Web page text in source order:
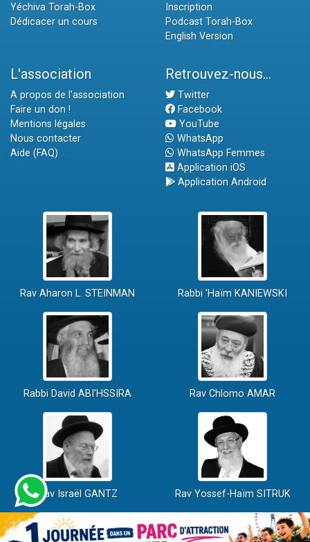
Yéchiva Torah-Box
Dédicacer un cours
Inscription
Podcast Torah-Box
English Version
L'association
A propos de l'association
Faire un don !
Mentions légales
Nous contacter
Aide (FAQ)
Retrouvez-nous...
Twitter
Facebook
YouTube
WhatsApp
WhatsApp Femmes
Application iOS
Application Android
Rav Aharon L. STEINMAN Rabbi 'Haïm KANIEWSKI
Rabbi David ABI'HSSIRA Rav Chlomo AMAR
Rav Israël GANTZ Rav Yossef-Haïm SITRUK